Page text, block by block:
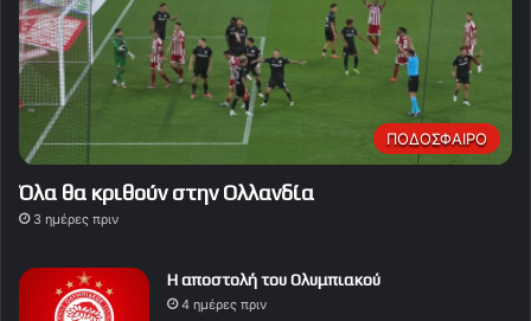
ΠΟΔΟΣΦΑΙΡΟ
Όλα θα κριθούν στην Ολλανδία
3 ημέρες πριν
Η αποστολή του Ολυμπιακού
4 ημέρες πριν